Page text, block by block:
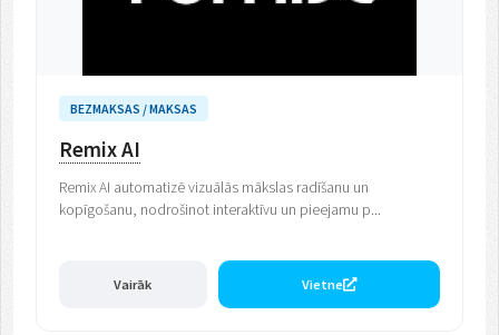
BEZMAKSAS / MAKSAS
Remix AI
Remix AI automatizē vizuālās mākslas radīšanu un
kopīgošanu, nodrošinot interaktīvu un pieejamu p...
Vairāk Vietne